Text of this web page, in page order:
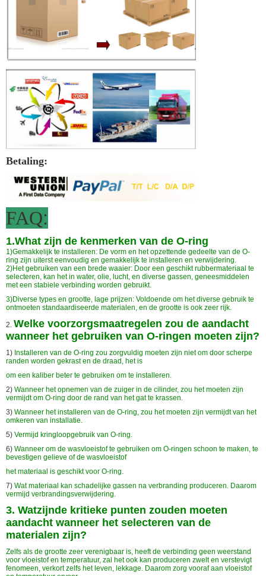
Betaling:
FAQ:
1.What zijn de kenmerken van de O-ring
1)Gemakkelijk te installeren: De vorm en het opzettende gedeelte van de O-
ring zijn uiterst eenvoudig en gemakkelijk te installeren en verwijdering.
2)Het gebruiken van een brede waaier: Door een geschikt rubbermateriaal te
selecteren, kan het in water, olie, lucht, en diverse gassen, geneesmiddelen
met een stabiele verbinding worden gebruikt.
3)Diverse types en grootte, lage prijzen: Voldoende om het diverse gebruik te
ontmoeten standaardiseerde materialen, en de grootte is ook zeer rijk.
2. Welke voorzorgsmaatregelen zou de aandacht
wanneer het gebruiken van O-ringen moeten zijn?
1) Installeren van de O-ring zou zorgvuldig moeten zijn niet om door scherpe
randen worden gekrast en de draad, het is
om een kaliber beter te gebruiken om te installeren.
2) Wanneer het opnemen van de zuiger in de cilinder, zou het moeten zijn
vermijdt om O-ring door de rand van het gat te krassen
3) Wanneer het installeren van de O-ring, zou het moeten zijn vermijdt van het
omkeren van installatie.
5) Vermijd kringloopgebruik van O-ring.
6) Wanneer om de wasvloeistof te gebruiken om O-ringen schoon te maken, te
bevestigen gelieve of de wasvloeistof
het materiaal is geschikt voor O-ring.
7) Wat materiaal kan schadelijke gassen na verbranding produceren. Daarom
vermijd verbrandingsverwijdering.
3. Watzijnde kritieke punten zouden moeten
aandacht wanneer het selecteren van de
materialen zijn?
Zelfs als de grootte zeer verenigbaar is, heeft de verbinding geen weerstand
voor vloeistof en temperatuur, zal het ook kan produceren zwelt en verstevigt
fenomeen, verkort zelfs het leven, lekkage. Daarom zorg vooraf aan vloeistof